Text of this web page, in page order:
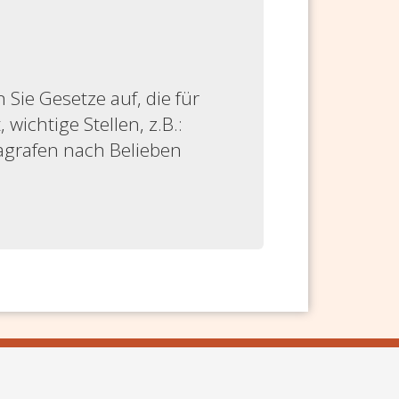
Gesetze auf, die für
Stellen, z.B.:
nach Belieben